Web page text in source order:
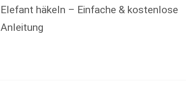
Elefant häkeln – Einfache & kostenlose
Anleitung